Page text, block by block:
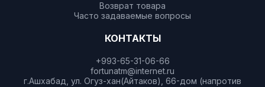
Возврат товара
Часто задаваемые вопросы
КОНТАКТЫ
+993-65-31-06-66
fortunatm@internet.ru
г.Ашхабад, ул. Огуз-хан(Айтаков), 66-дом (напротив